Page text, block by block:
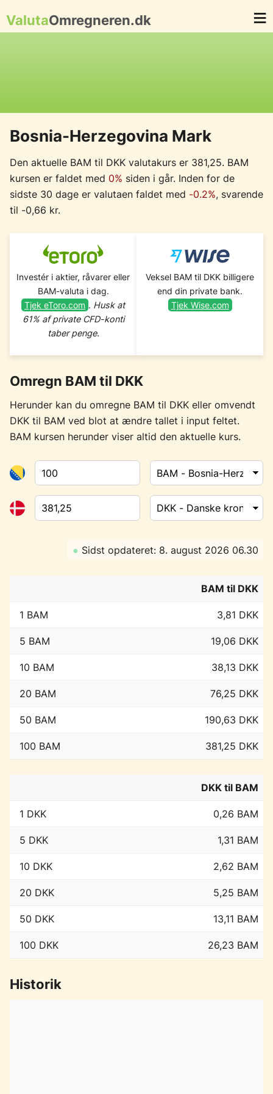
ValutaOmregneren.dk
Bosnia-Herzegovina Mark
Den aktuelle BAM til DKK valutakurs er 381,25. BAM
kursen er faldet med 0% siden i går. Inden for de
sidste 30 dage er valutaen faldet med -0.2%, svarende
til -0,66 kr.
Investér i aktier, råvarer eller
BAM-valuta i dag.
Tjek eToro.com . Husk at
61% af private CFD-konti
taber penge.
Veksel BAM til DKK billigere
end din private bank.
Tjek Wise.com
Omregn BAM til DKK
Herunder kan du omregne BAM til DKK eller omvendt
DKK til BAM ved blot at ændre tallet i input feltet.
BAM kursen herunder viser altid den aktuelle kurs.
● Sidst opdateret: 8. august 2026 06.30
BAM til DKK
1 BAM 3,81 DKK
5 BAM 19,06 DKK
10 BAM 38,13 DKK
20 BAM 76,25 DKK
50 BAM 190,63 DKK
100 BAM 381,25 DKK
DKK til BAM
1 DKK 0,26 BAM
5 DKK 1,31 BAM
10 DKK 2,62 BAM
20 DKK 5,25 BAM
50 DKK 13,11 BAM
100 DKK 26,23 BAM
Historik